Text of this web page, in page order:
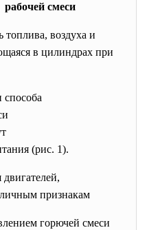
смеси
топлива, воздуха и
в цилиндрах при
способа
(рис. 1).
признакам
горючей смеси